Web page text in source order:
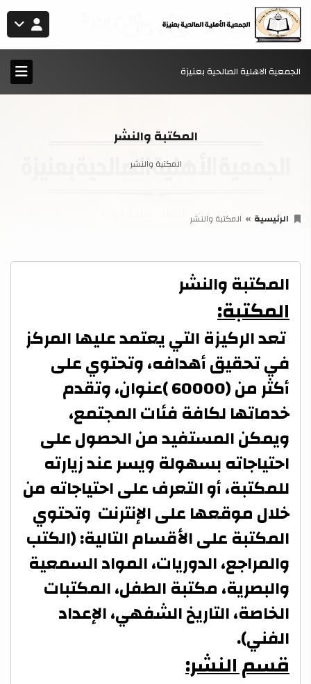
الجمعية الاهلية الصالحية بعنيزة
المكتبة والنشر
المكتبة والنشر
الرئيسية المكتبة والنشر
المكتبة والنشر
المكتبة:
تعد الركيزة التي يعتمد عليها المركز
في تحقيق أهدافه، وتحتوي على
أكثر من (60000 )عنوان، وتقدم
خدماتها لكافة فئات المجتمع،
ويمكن المستفيد من الحصول على
احتياجاته بسهولة ويسر عند زيارته
للمكتبة، أو التعرف على احتياجاته من
خلال موقعها على الإنترنت وتحتوي
المكتبة على الأقسام التالية: (الكتب
والمراجع، الدوريات، المواد السمعية
والبصرية، مكتبة الطفل، المكتبات
الخاصة، التاريخ الشفهي، الإعداد
الفني).
قسم النشر: